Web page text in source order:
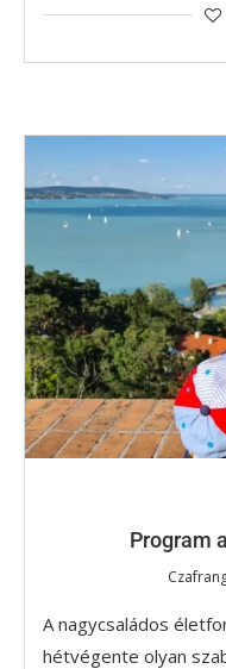
Program
A nagycsaládos
hétvégente olyan